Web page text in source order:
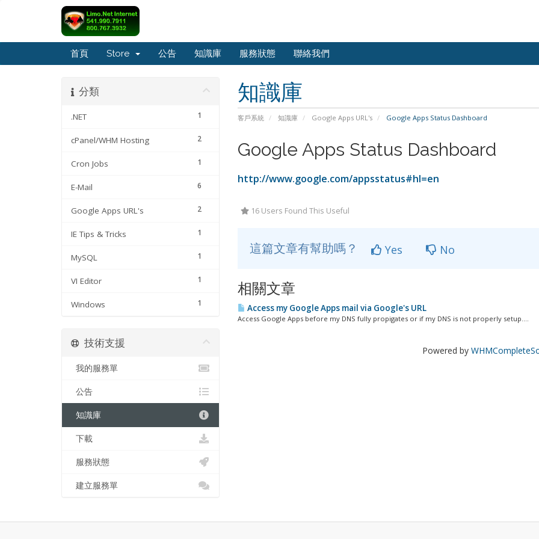
首頁 Store 公告 知識庫 服務狀態 聯絡我們
知識庫
客戶系統 知識庫 Google Apps URL's Google Apps Status Dashboard
分類
1
.NET
2
cPanel/WHM Hosting
1
Cron Jobs
6
E-Mail
2
Google Apps URL's
1
IE Tips & Tricks
1
MySQL
1
VI Editor
1
Windows
Google Apps Status Dashboard
http://www.google.com/appsstatus#hl=en
16 Users Found This Useful
這篇文章有幫助嗎？ Yes No
相關文章
Access my Google Apps mail via Google's URL
Access Google Apps before my DNS fully propigates or if my DNS is not properly setup....
Powered by
技術支援
我的服務單
公告
知識庫
下載
服務狀態
建立服務單